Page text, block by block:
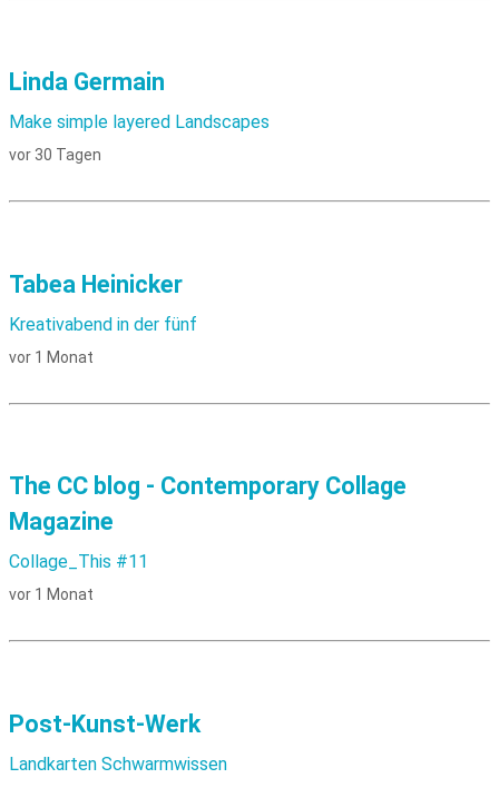
Linda Germain
Make simple layered Landscapes
vor 30 Tagen
Tabea Heinicker
Kreativabend in der fünf
vor 1 Monat
The CC blog - Contemporary Collage
Magazine
Collage_This #11
vor 1 Monat
Post-Kunst-Werk
Landkarten Schwarmwissen